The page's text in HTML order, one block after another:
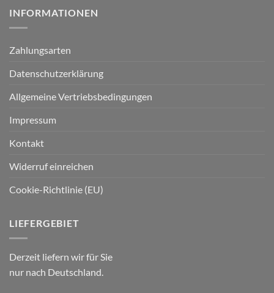
INFORMATIONEN
Zahlungsarten
Datenschutzerklärung
Allgemeine Vertriebsbedingungen
Impressum
Kontakt
Widerruf einreichen
Cookie-Richtlinie (EU)
LIEFERGEBIET
Derzeit liefern wir für Sie
nur nach Deutschland.